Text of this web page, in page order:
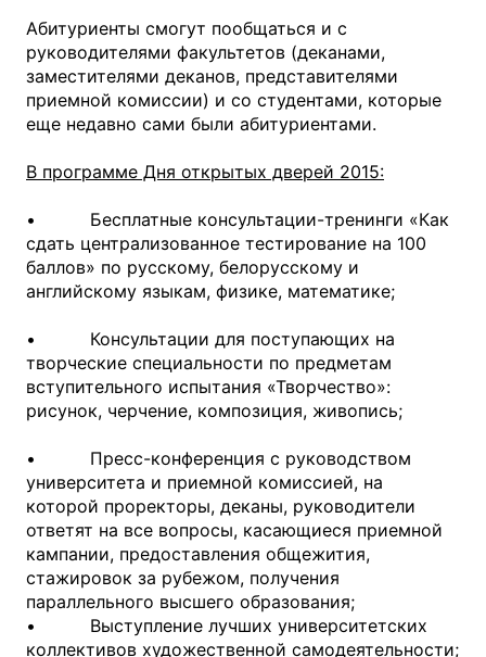
Абитуриенты смогут пообщаться и с
руководителями факультетов (деканами,
заместителями деканов, представителями
приемной комиссии) и со студентами, которые
еще недавно сами были абитуриентами.
В программе Дня открытых дверей 2015:
• Бесплатные консультации-тренинги «Как
сдать централизованное тестирование на 100
баллов» по русскому, белорусскому и
английскому языкам, физике, математике;
• Консультации для поступающих на
творческие специальности по предметам
вступительного испытания «Творчество»:
рисунок, черчение, композиция, живопись;
• Пресс-конференция с руководством
университета и приемной комиссией, на
которой проректоры, деканы, руководители
ответят на все вопросы, касающиеся приемной
кампании, предоставления общежития,
стажировок за рубежом, получения
параллельного высшего образования;
• Выступление лучших университетских
коллективов художественной самодеятельности;